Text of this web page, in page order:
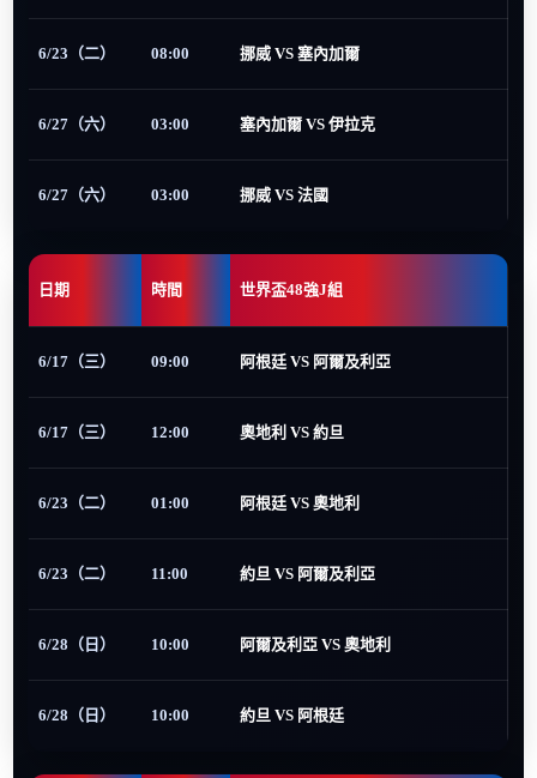
6/23（二） 08:00 挪威 VS 塞內加爾
6/27（六） 03:00 塞內加爾 VS 伊拉克
6/27（六） 03:00 挪威 VS 法國
日期 時間 世界盃48強J組
6/17（三） 09:00 阿根廷 VS 阿爾及利亞
6/17（三） 12:00 奧地利 VS 約旦
6/23（二） 01:00 阿根廷 VS 奧地利
6/23（二） 11:00 約旦 VS 阿爾及利亞
6/28（日） 10:00 阿爾及利亞 VS 奧地利
6/28（日） 10:00 約旦 VS 阿根廷